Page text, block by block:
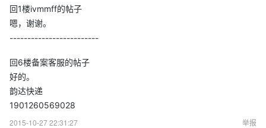
回1楼ivmmff的帖子
嗯，谢谢。
-------------------------
回6楼备案客服的帖子
好的。
韵达快递
1901260569028
2015-10-27 22:31:27
举报